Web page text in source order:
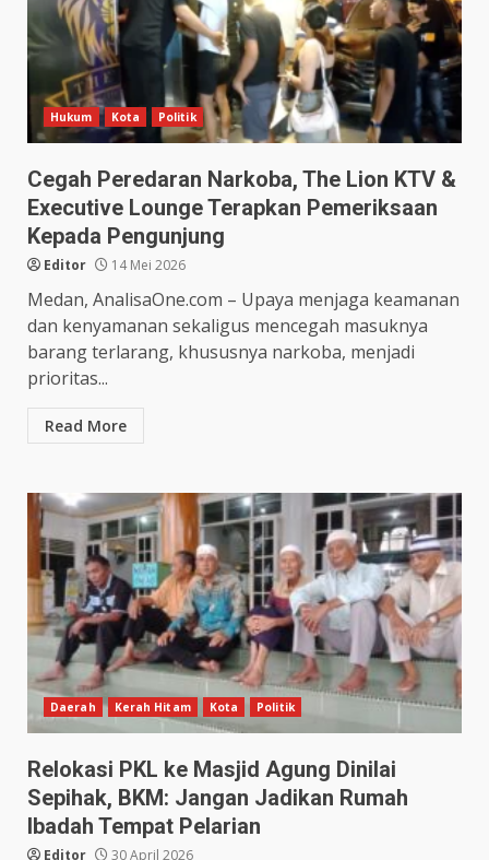
Hukum Kota Politik
Cegah Peredaran Narkoba, The Lion KTV &
Executive Lounge Terapkan Pemeriksaan
Kepada Pengunjung
Editor 14 Mei 2026
Medan, AnalisaOne.com – Upaya menjaga keamanan
dan kenyamanan sekaligus mencegah masuknya
barang terlarang, khususnya narkoba, menjadi
prioritas...
Read More
Daerah Kerah Hitam Kota Politik
Relokasi PKL ke Masjid Agung Dinilai
Sepihak, BKM: Jangan Jadikan Rumah
Ibadah Tempat Pelarian
Editor 30 April 2026